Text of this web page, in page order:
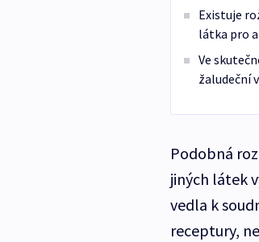
Existuje
látka pro
Ve
žaludeční
Podobná
jiných látek
vedla k
receptury,